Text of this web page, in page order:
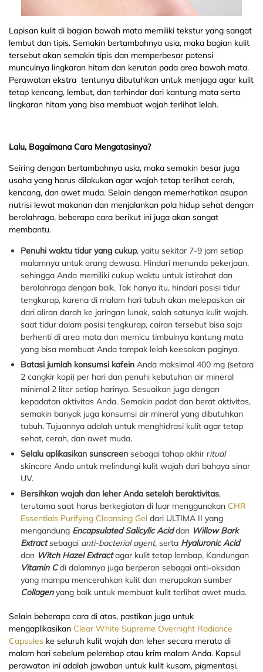
Lapisan kulit di bagian bawah mata memiliki tekstur yang sangat
lembut dan tipis. Semakin bertambahnya usia, maka bagian kulit
tersebut akan semakin tipis dan memperbesar potensi
munculnya lingkaran hitam dan kerutan pada area bawah mata.
Perawatan ekstra tentunya dibutuhkan untuk menjaga agar kulit
tetap kencang, lembut, dan terhindar dari kantung mata serta
lingkaran hitam yang bisa membuat wajah terlihat lelah.
Lalu, Bagaimana Cara Mengatasinya?
Seiring dengan bertambahnya usia, maka semakin besar juga
usaha yang harus dilakukan agar wajah tetap terlihat cerah,
kencang, dan awet muda. Selain dengan memerhatikan asupan
nutrisi lewat makanan dan menjalankan pola hidup sehat dengan
berolahraga, beberapa cara berikut ini juga akan sangat
membantu.
Penuhi waktu tidur yang cukup, yaitu sekitar 7-9 jam setiap
malamnya untuk orang dewasa. Hindari menunda pekerjaan,
sehingga Anda memiliki cukup waktu untuk istirahat dan
berolahraga dengan baik. Tak hanya itu, hindari posisi tidur
tengkurap, karena di malam hari tubuh akan melepaskan air
dari aliran darah ke jaringan lunak, salah satunya kulit wajah.
saat tidur dalam posisi tengkurap, cairan tersebut bisa saja
berhenti di area mata dan memicu timbulnya kantung mata
yang bisa membuat Anda tampak lelah keesokan paginya.
Batasi jumlah konsumsi kafein Anda maksimal 400 mg (setara
2 cangkir kopi) per hari dan penuhi kebutuhan air mineral
minimal 2 liter setiap harinya. Sesuaikan juga dengan
kepadatan aktivitas Anda. Semakin padat dan berat aktivitas,
semakin banyak juga konsumsi air mineral yang dibutuhkan
tubuh. Tujuannya adalah untuk menghidrasi kulit agar tetap
sehat, cerah, dan awet muda.
Selalu aplikasikan sunscreen sebagai tahap akhir ritual
skincare Anda untuk melindungi kulit wajah dari bahaya sinar
UV.
Bersihkan wajah dan leher Anda setelah beraktivitas,
terutama saat harus berkegiatan di luar menggunakan CHR
Essentials Purifying Cleansing Gel dari ULTIMA II yang
mengandung Encapsulated Salicylic Aciddan Willow Bark
Extractsebagai anti-bacterial agent, serta Hyaluronic Acid
dan Witch Hazel Extractagar kulit tetap lembap. Kandungan
Vitamin Cdi dalamnya juga berperan sebagai anti-oksidan
yang mampu mencerahkan kulit dan merupakan sumber
Collagenyang baik untuk membuat kulit terlihat awet muda.
Selain beberapa cara di atas, pastikan juga untuk
mengaplikasikan Clear White Supreme Overnight Radiance
Capsules ke seluruh kulit wajah dan leher secara merata di
malam hari sebelum pelembap atau krim malam Anda. Kapsul
perawatan ini adalah jawaban untuk kulit kusam, pigmentasi,